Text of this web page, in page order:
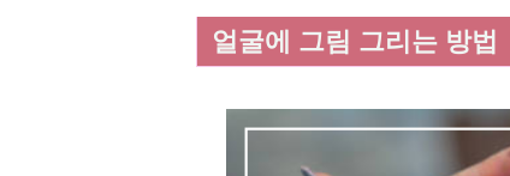
얼굴에 그림 그리는 방법